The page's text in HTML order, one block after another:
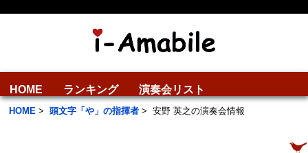
HOME ランキング 演奏会リスト
HOME > 頭文字「や」の指揮者 > 安野 英之の演奏会情報